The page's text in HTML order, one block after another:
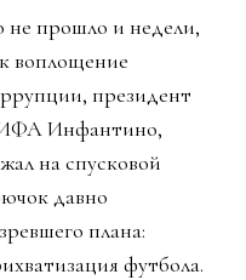
не прошло и недели,
воплощение
президент
Инфантино,
на спусковой
давно
плана:
футбола.